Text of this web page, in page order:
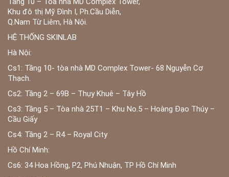
Khu đô thị Mỹ Đình I, Ph.Cầu Diễn,
Q.Nam Từ Liêm, Hà Nội.
HỆ THỐNG SKINLAB
Hà Nội:
Cs1: Tầng 10- tòa nhà MD Complex Tower- 68 Nguyễn Cơ
Thạch.
Cs2: Tầng 2 – 69B – Thụy Khuê – Tây Hồ
Cs3: Tầng 5 – Tòa nhà 25T1 – Khu No.5 – Hoàng Đạo Thúy –
Cầu Giấy
Cs4: Tầng 2 – R4 – Royal City
Hồ Chí Minh:
Cs6: 34 Hoa Hồng, P2, Phú Nhuận, TP Hồ Chí Minh